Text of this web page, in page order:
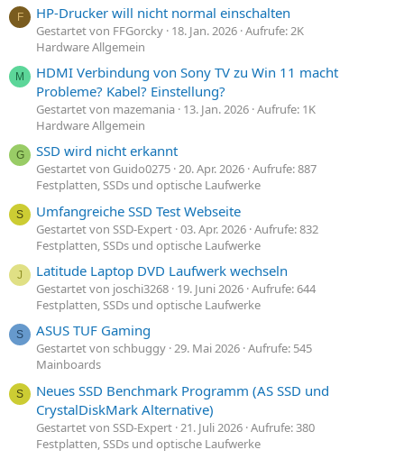
F HP-Drucker will nicht normal einschalten
Gestartet von FFGorcky 18. Jan. 2026 Aufrufe: 2K
Hardware Allgemein
M
HDMI Verbindung von Sony TV zu Win 11 macht
Probleme? Kabel? Einstellung?
Gestartet von mazemania 13. Jan. 2026 Aufrufe: 1K
Hardware Allgemein
G SSD wird nicht erkannt
Gestartet von Guido0275 20. Apr. 2026 Aufrufe: 887
Festplatten, SSDs und optische Laufwerke
S Umfangreiche SSD Test Webseite
Gestartet von SSD-Expert 03. Apr. 2026 Aufrufe: 832
Festplatten, SSDs und optische Laufwerke
J Latitude Laptop DVD Laufwerk wechseln
Gestartet von joschi3268 19. Juni 2026 Aufrufe: 644
Festplatten, SSDs und optische Laufwerke
S ASUS TUF Gaming
Gestartet von schbuggy 29. Mai 2026 Aufrufe: 545
Mainboards
S
Neues SSD Benchmark Programm (AS SSD und
CrystalDiskMark Alternative)
Gestartet von SSD-Expert 21. Juli 2026 Aufrufe: 380
Festplatten, SSDs und optische Laufwerke